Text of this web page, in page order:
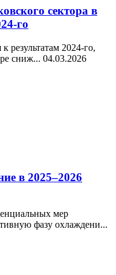
сектора в
го
результатам 2024-го,
сниж... 04.03.2026
в 2025–2026
мер
фазу охлаждени...